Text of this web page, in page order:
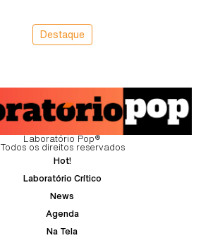
Destaque
Laboratório Pop®
Todos os direitos reservados
Hot!
Laboratório Crítico
News
Agenda
Na Tela